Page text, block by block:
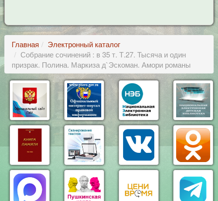
Главная
Электронный каталог
Собрание сочинений : в 35 т. Т.27. Тысяча и один
призрак. Полина. Маркиза д`Эскоман. Амори романы